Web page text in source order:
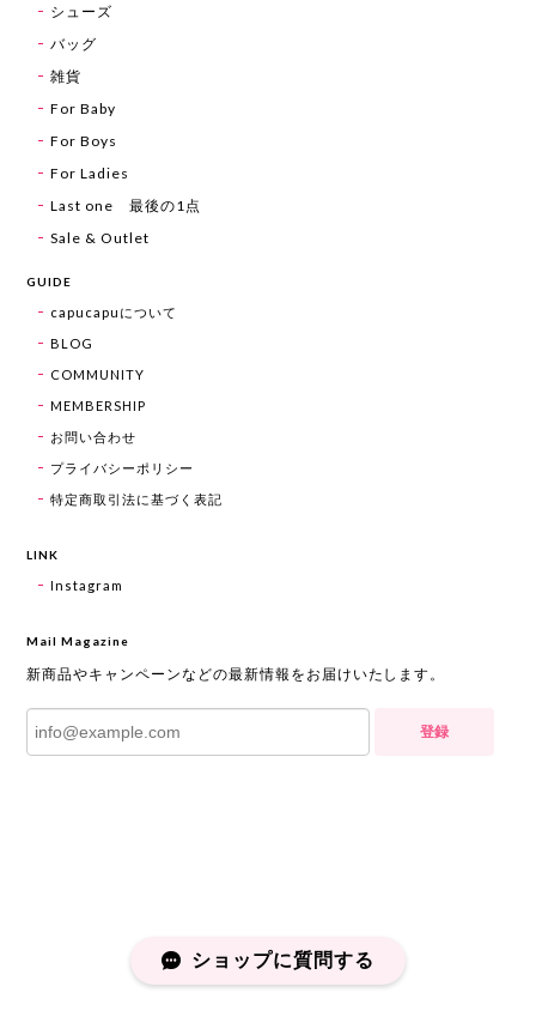
シューズ
バッグ
雑貨
For Baby
For Boys
For Ladies
Last one 最後の1点
Sale & Outlet
GUIDE
capucapuについて
BLOG
COMMUNITY
MEMBERSHIP
お問い合わせ
プライバシーポリシー
特定商取引法に基づく表記
LINK
Instagram
Mail Magazine
新商品やキャンペーンなどの最新情報をお届けいたします。
登録
ショップに質問する